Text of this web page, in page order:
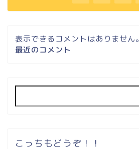
表示できるコメントはありません。
最近のコメント
こっちもどうぞ！！